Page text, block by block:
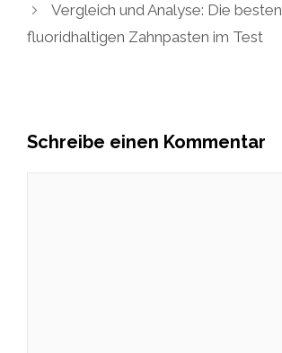
Vergleich und Analyse: Die besten
fluoridhaltigen Zahnpasten im Test
Schreibe einen Kommentar